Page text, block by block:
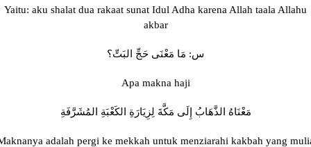
Yaitu: aku shalat dua rakaat sunat Idul Adha karena Allah taala Allahu
akbar
س: مَا مَعْنَى حَجِّ البَتِّ؟
Apa makna haji
مَعْنَاهُ الذَّهَابُ إِلَى مَكَّةَ لِزِيَارَةِ الكَعْبَةِ المُشَرَّفَةِ
adalah pergi ke mekkah untuk menziarahi kakbah yang